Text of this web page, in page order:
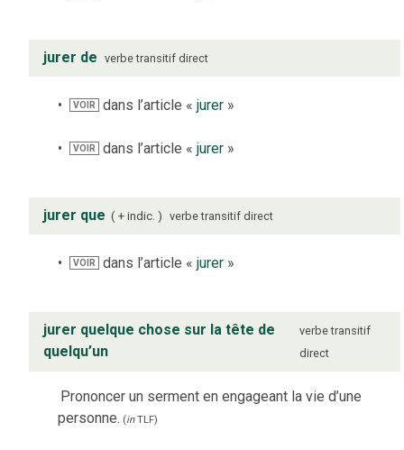
jurer de verbe transitif direct
VOIR dans l’article «jurer »
VOIR dans l’article «jurer »
jurer que + indic. verbe transitif direct
VOIR dans l’article «jurer »
jurer quelque chose sur la tête de
quelqu’un
verbe transitif
direct
Prononcer un serment en engageant la vie d’une
personne. (inTLF)